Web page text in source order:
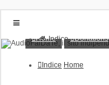
Indice
Home
FAQ
Home Donations
Indice Home